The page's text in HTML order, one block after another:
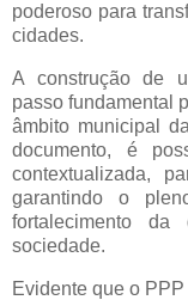
poderoso para
cidades.
A construção de
passo fundamental
âmbito municipal
documento, é
contextualizada,
garantindo o
fortalecimento
sociedade.
Evidente que o